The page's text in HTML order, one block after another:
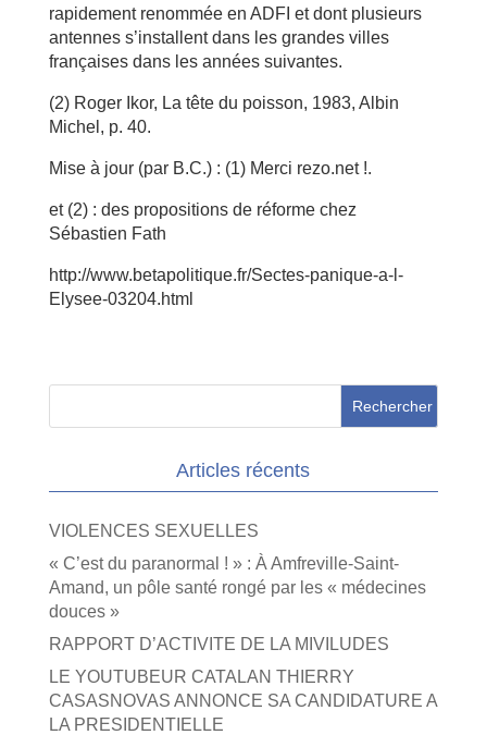
rapidement renommée en ADFI et dont plusieurs
antennes s’installent dans les grandes villes
françaises dans les années suivantes.
(2) Roger Ikor, La tête du poisson, 1983, Albin
Michel, p. 40.
Mise à jour (par B.C.) : (1) Merci rezo.net !.
et (2) : des propositions de réforme chez
Sébastien Fath
http://www.betapolitique.fr/Sectes-panique-a-l-
Elysee-03204.html
Articles récents
VIOLENCES SEXUELLES
« C’est du paranormal ! » : À Amfreville-Saint-
Amand, un pôle santé rongé par les « médecines
douces »
RAPPORT D’ACTIVITE DE LA MIVILUDES
LE YOUTUBEUR CATALAN THIERRY
CASASNOVAS ANNONCE SA CANDIDATURE A
LA PRESIDENTIELLE